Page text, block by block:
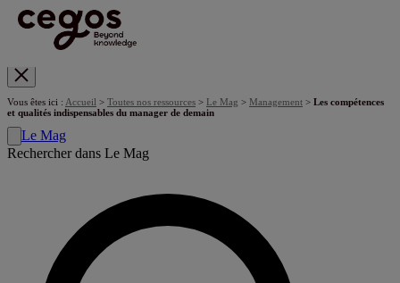
Vous êtes ici : Accueil > Toutes nos ressources > Le Mag > Management > Les compétences
et qualités indispensables du manager de demain
Le Mag
Rechercher dans Le Mag